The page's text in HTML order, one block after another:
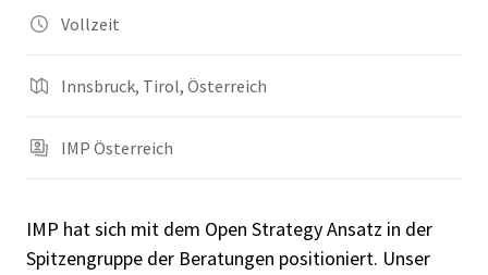
Vollzeit
Innsbruck, Tirol, Österreich
IMP Österreich
IMP hat sich mit dem Open Strategy Ansatz in der
Spitzengruppe der Beratungen positioniert. Unser